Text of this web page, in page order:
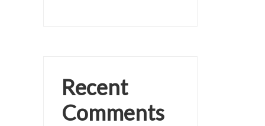
Recent
Comments